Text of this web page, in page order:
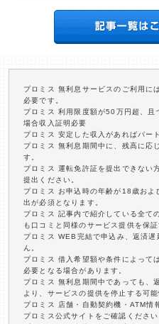
プロミス 無利息サービスのご利用に
必要です。
プロミス 利用限度額が50万円超、
場合収入証明必要
プロミス 安定した収入があればパー
プロミス 無利息期間中に、残高に応
す。
プロミス 運転免許証を提出できない
提出ください。
プロミス お申込時の年齢が18歳お
出が必須となります。
プロミス 記事内で紹介している全て
も口コミと同様のサービス提供を保
プロミス WEB完結で申込み、返済
ん。
プロミス 借入希望額や条件によって
必要となる場合があります。
プロミス 無利息期間中であっても、
より、サービスの提供を停止する可能
プロミス 店舗・自動契約機・ATM情
プロミス公式サイトをご確認ください